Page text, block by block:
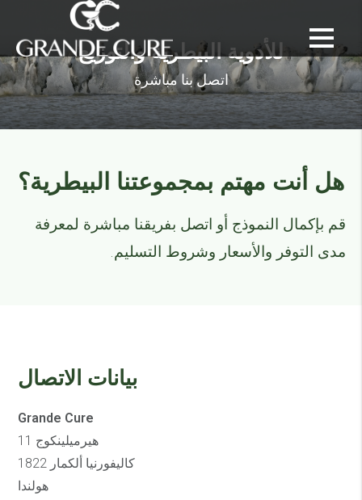
للأدوية البيطرية والتوزيع
اتصل بنا مباشرة
هل أنت مهتم بمجموعتنا البيطرية؟
قم بإكمال النموذج أو اتصل بفريقنا مباشرة لمعرفة
مدى التوفر والأسعار وشروط التسليم.
بيانات الاتصال
Grande Cure
هيرميلينكوج 11
1822 كاليفورنيا ألكمار
هولندا